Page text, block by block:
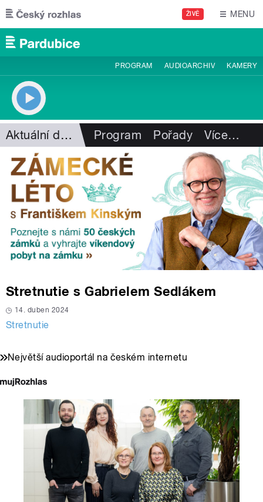
Přejít k hlavnímu obsahu
ŽIVĚ MENU
PROGRAM AUDIOARCHIV KAMERY
Aktuální dění Program Pořady Více…
Stretnutie s Gabrielem Sedlákem
14. duben 2024
Stretnutie
Největší audioportál na českém internetu